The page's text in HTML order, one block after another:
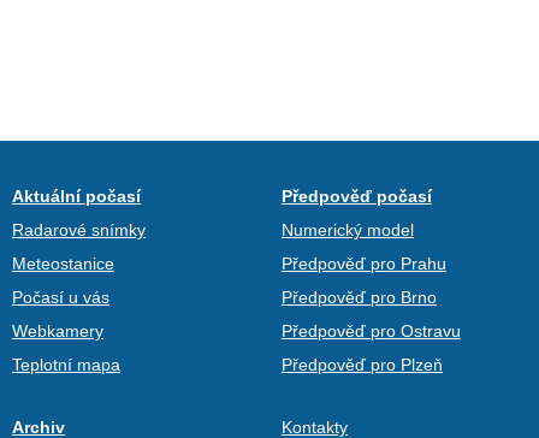
Aktuální počasí
Radarové snímky
Meteostanice
Počasí u vás
Webkamery
Teplotní mapa
Předpověď počasí
Numerický model
Předpověď pro Prahu
Předpověď pro Brno
Předpověď pro Ostravu
Předpověď pro Plzeň
Archiv
Kontakty